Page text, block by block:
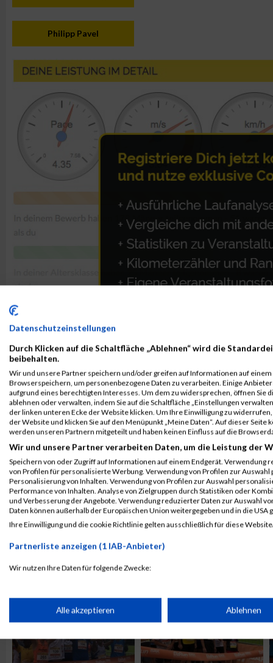
Philipp Pavel
ALBUM B2RUN MÜNCHEN / 15.07.2026
ALBUM B2RUN KÖLN / 05.09.2019
Datenschutzeinstellungen
Durch Klicken auf die Schaltfläche „Ablehnen“ wird die
beibehalten.
Wir und unsere Partner speichern und/oder greifen auf Informationen auf einem
Browserspeichern, um personenbezogene Daten zu verarbeiten. Einige
aufgrund eines berechtigten Interesses. Um dem zu widersprechen, öffnen Sie
ablehnen oder verwalten, indem Sie auf die Schaltfläche „Einstellungen
der linken unteren Ecke der Website klicken. Um Ihre Einwilligung zu
der Website und klicken Sie auf den Menüpunkt „Meine Daten“. Auf dieser
werden unseren Partnern mitgeteilt und haben keinen Einfluss auf die
Wir und unsere Partner verarbeiten Daten, um die Leistung der
Speichern von oder Zugriff auf Informationen auf einem Endgerät. Verwendung
von Profilen für personalisierte Werbung. Verwendung von Profilen zur
Personalisierung von Inhalten. Verwendung von Profilen zur Auswahl
Performance von Inhalten. Analyse von Zielgruppen durch Statistiken oder
und Verbesserung der Angebote. Verwendung reduzierter Daten zur Auswahl
Daten können außerhalb der Europäischen Union weitergegeben und in die USA
Ihre Einwilligung und die cookie Richtlinie gelten ausschließlich für diese
Partnerliste anzeigen (1 IAB-Anbieter)
Wir nutzen Ihre Daten für folgende Zwecke:
Speichern von oder Zugriff auf Informationen auf einem
Verwendung reduzierter Daten zur Auswahl von Werbeanzeigen
Alle akzeptieren Ablehnen